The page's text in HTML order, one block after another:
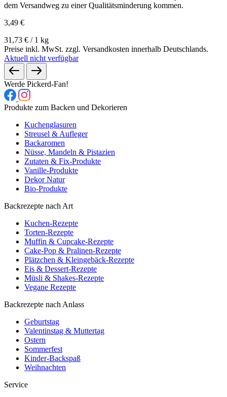
dem Versandweg zu einer Qualitätsminderung kommen.
3,49 €
31,73 € / 1 kg
Preise inkl. MwSt. zzgl. Versandkosten innerhalb Deutschlands.
Aktuell nicht verfügbar
Werde Pickerd-Fan!
Produkte zum Backen und Dekorieren
Kuchenglasuren
Streusel & Aufleger
Backaromen
Nüsse, Mandeln & Pistazien
Zutaten & Fix-Produkte
Vanille-Produkte
Dekor Natur
Bio-Produkte
Backrezepte nach Art
Kuchen-Rezepte
Torten-Rezepte
Muffin & Cupcake-Rezepte
Cake-Pop & Pralinen-Rezepte
Plätzchen & Kleingebäck-Rezepte
Eis & Dessert-Rezepte
Müsli & Shakes-Rezepte
Vegane Rezepte
Backrezepte nach Anlass
Geburtstag
Valentinstag & Muttertag
Ostern
Sommerfest
Kinder-Backspaß
Weihnachten
Service